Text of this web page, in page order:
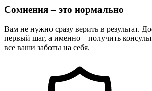
Сомнения – это нормально
Вам не нужно сразу верить в результат.
первый шаг, а именно – получить
все ваши заботы на себя.